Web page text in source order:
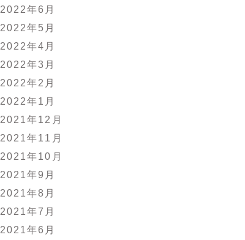
2022年6月
2022年5月
2022年4月
2022年3月
2022年2月
2022年1月
2021年12月
2021年11月
2021年10月
2021年9月
2021年8月
2021年7月
2021年6月